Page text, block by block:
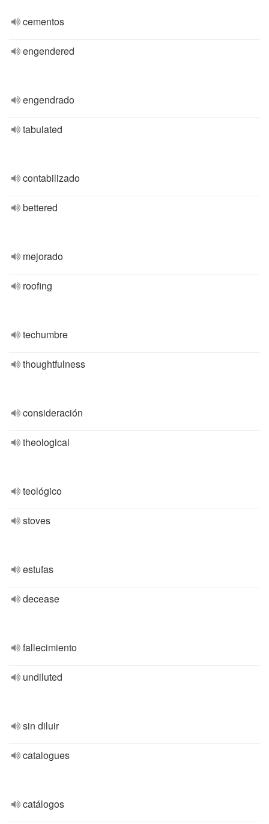
cementos
engendered
engendrado
tabulated
contabilizado
bettered
mejorado
roofing
techumbre
thoughtfulness
consideración
theological
teológico
stoves
estufas
decease
fallecimiento
undiluted
sin diluir
catalogues
catálogos